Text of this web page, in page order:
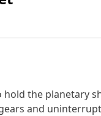
hold the
and